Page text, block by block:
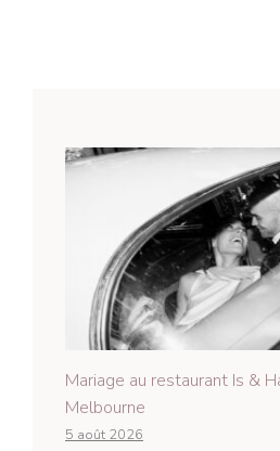
Mariage au restaurant Is &
Melbourne
5 août 2026